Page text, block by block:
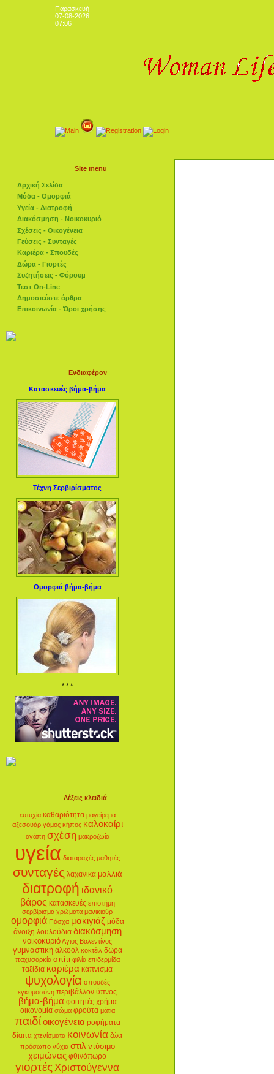
Παρασκευή
07-08-2026
07:06
Site menu
Αρχική Σελίδα
Μόδα - Ομορφιά
Υγεία - Διατροφή
Διακόσμηση - Νοικοκυριό
Σχέσεις - Οικογένεια
Γεύσεις - Συνταγές
Καριέρα - Σπουδές
Δώρα - Γιορτές
Συζητήσεις - Φόρουμ
Τεστ On-Line
Δημοσιεύστε άρθρα
Επικοινωνία - Όροι χρήσης
Ενδιαφέρον
Κατασκευές βήμα-βήμα
Τέχνη Σερβιρίσματος
Ομορφιά βήμα-βήμα
* * *
Λέξεις κλειδιά
ευτυχία καθαριότητα μαγείρεμα
αξεσουάρ γάμος κήπος καλοκαίρι
αγάπη σχέση μακροζωία
υγεία διαταραχές μαθητές
συνταγές λαχανικά μαλλιά
διατροφή ιδανικό
βάρος κατασκευές επιστήμη
σερβίρισμα χρώματα μανικιούρ
ομορφιά Πάσχα μακιγιάζ μόδα
άνοιξη λουλούδια διακόσμηση
νοικοκυριόΆγιος Βαλεντίνος
γυμναστική αλκοόλ κοκτέιλ δώρα
παχυσαρκία σπίτι φιλία επιδερμίδα
ταξίδια καριέρα κάπνισμα
ψυχολογία σπουδές
εγκυμοσύνη περιβάλλον ύπνος
βήμα-βήμα φοιτητές χρήμα
οικονομία σώμα φρούτα μάτια
παιδί οικογένεια ροφήματα
δίαιτα χτενίσματα κοινωνία ζώα
πρόσωπο νύχια στιλ ντύσιμο
χειμώνας φθινόπωρο
γιορτές Χριστούγεννα